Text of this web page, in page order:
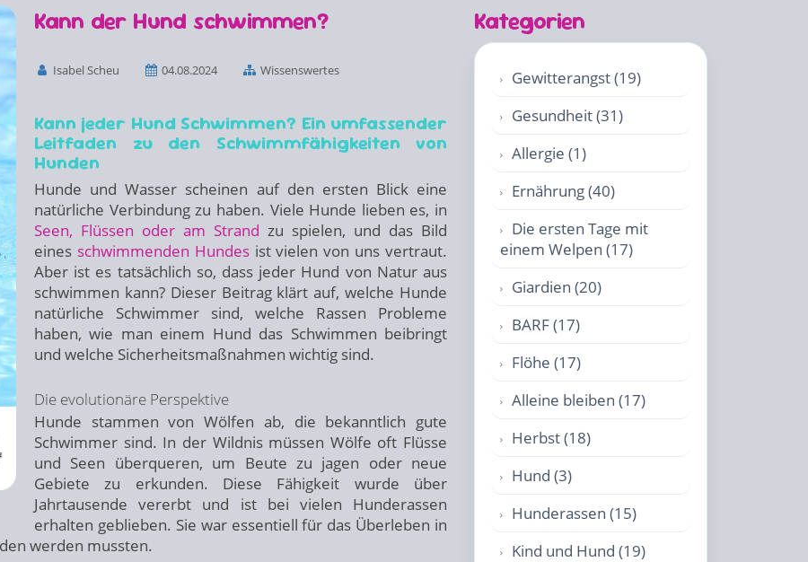
Kann der Hund schwimmen?
Isabel Scheu 04.08.2024 Wissenswertes
Kann jeder Hund Schwimmen? Ein umfassender
Leitfaden zu den Schwimmfähigkeiten von
Hunden
Hunde und Wasser scheinen auf den ersten Blick eine
natürliche Verbindung zu haben. Viele Hunde lieben es, in
Seen, Flüssen oder am Strand zu spielen, und das Bild
eines schwimmenden Hundesist vielen von uns vertraut.
Aber ist es tatsächlich so, dass jeder Hund von Natur aus
schwimmen kann? Dieser Beitrag klärt auf, welche Hunde
natürliche Schwimmer sind, welche Rassen Probleme
haben, wie man einem Hund das Schwimmen beibringt
und welche Sicherheitsmaßnahmen wichtig sind.
Die evolutionäre Perspektive
Hunde stammen von Wölfen ab, die bekanntlich gute
Schwimmer sind. In der Wildnis müssen Wölfe oft Flüsse
und Seen überqueren, um Beute zu jagen oder neue
Gebiete zu erkunden. Diese Fähigkeit wurde über
Jahrtausende vererbt und ist bei vielen Hunderassen
erhalten geblieben. Sie war essentiell für das Überleben in
werden mussten.
Kategorien
Gewitterangst (19)
Gesundheit (31)
Allergie (1)
Ernährung (40)
Die ersten Tage mit
einem Welpen (17)
Giardien (20)
BARF (17)
Flöhe (17)
Alleine bleiben (17)
Herbst (18)
Hund (3)
Hunderassen (15)
Kind und Hund (19)